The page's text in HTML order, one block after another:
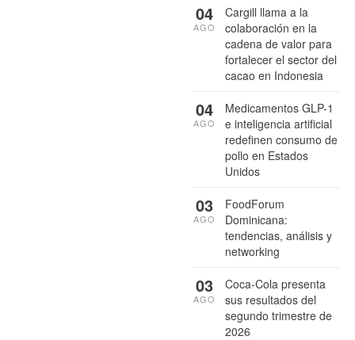
Cargill llama a la
colaboración en la
cadena de valor para
fortalecer el sector del
cacao en Indonesia
04
AGO
Medicamentos GLP-1
e inteligencia artificial
redefinen consumo de
pollo en Estados
Unidos
04
AGO
FoodForum
Dominicana:
tendencias, análisis y
networking
03
AGO
Coca-Cola presenta
sus resultados del
segundo trimestre de
2026
03
AGO